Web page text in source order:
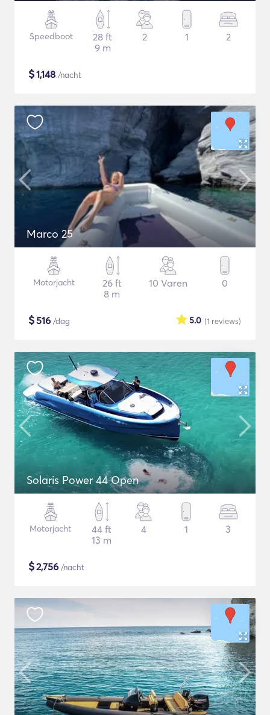
Speedboot
28 ft
9 m
2 1 2
$1,148 /nacht
Marco 25
Motorjacht
26 ft
8 m
10 Varen 0
$516 /dag (1 reviews)
5.0
Solaris Power 44 Open
Motorjacht
44 ft
13 m
4 1 3
$2,756 /nacht